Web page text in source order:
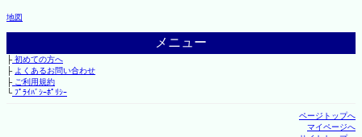
地図
メニュー
├初めての方へ
├ よくあるお問い合わせ
├ご利用規約
└ﾌﾟﾗｲﾊﾞｼｰﾎﾟﾘｼｰ
ページトップへ
マイページへ